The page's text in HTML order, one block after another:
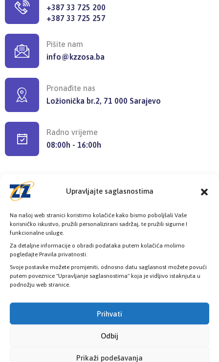
Upravljajte saglasnostima
Na našoj web stranici koristimo kolačiće kako bismo poboljšali Vaše
korisničko iskustvo, pružili personalizirani sadržaj, te pružili sigurne I
funkcionalne usluge.
Za detaljne informacije o obradi podataka putem kolačića molimo
pogledajte Pravila privatnosti.
Svoje postavke možete promjeniti, odnosno datu saglasnost možete povući
putem poveznice "Upravljanje saglasnostima" koja je vidljivo istaknjuta u
podnožju web stranice.
Prihvati
Odbij
Prikaži podešavanja
+387 33 725 200
+387 33 725 257
Pišite nam
info@kzzosa.ba
Pronađite nas
Ložionička br.2, 71 000 Sarajevo
Radno vrijeme
08:00h - 16:00h
Provjerite status vaše elektronske
zdravstvene kartice
PROVJERITE STATUS